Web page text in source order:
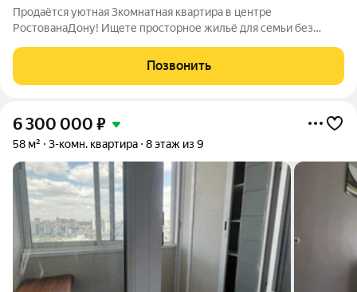
Продаётся уютная 3комнатная квартира в центре
РостованаДону! Ищете просторное жильё для семьи без
Позвонить
6 300 000 ₽
58 м² 3-комн. квартира 8 этаж из 9